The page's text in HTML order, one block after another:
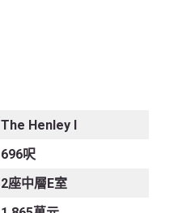
The Henley I
696呎
2座中層E室